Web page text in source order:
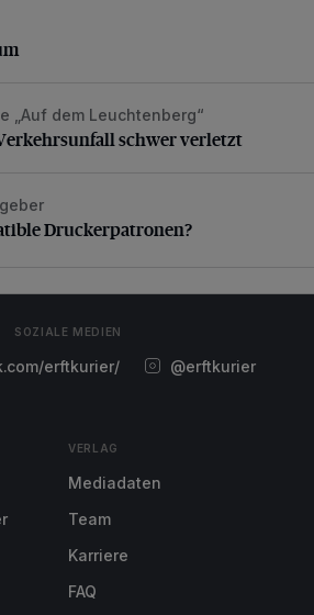
schwer verletzt
„Auf dem Leuchtenberg“
schwer verletzt
Druckerpatronen?
Druckerpatronen?
SOZIALE MEDIEN
erftkurier/ @erftkurier
VERLAG
Mediadaten
Team
Karriere
FAQ